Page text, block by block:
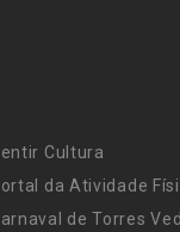
Cultura
da Atividade
de Torres